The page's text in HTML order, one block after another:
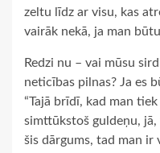
zeltu līdz ar visu, kas
vairāk nekā, ja man
Redzi nu – vai mūsu
neticības pilnas? Ja es
“Tajā brīdī, kad man
simttūkstoš guldeņu, jā,
šis dārgums, tad man ir